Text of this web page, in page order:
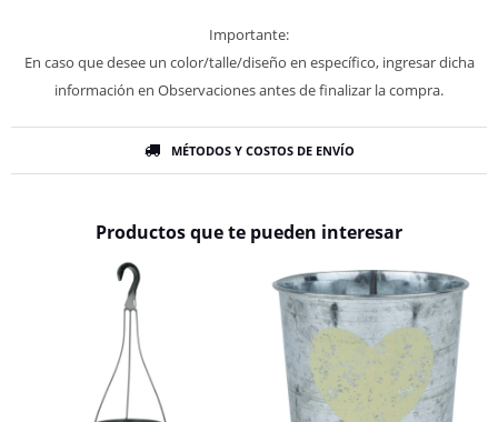
Importante:
En caso que desee un color/talle/diseño en específico, ingresar dicha
información en Observaciones antes de finalizar la compra.
MÉTODOS Y COSTOS DE ENVÍO
Productos que te pueden interesar